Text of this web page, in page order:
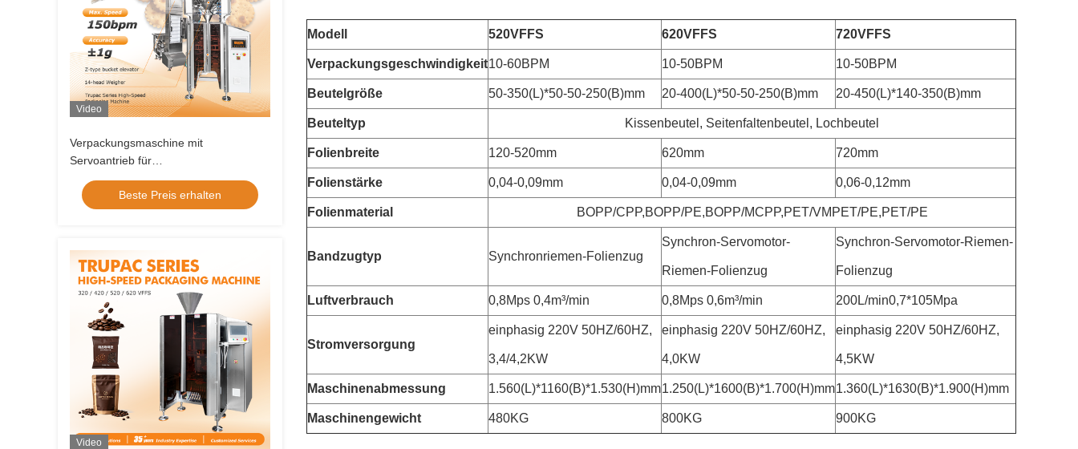
Video
Verpackungsmaschine mit
Servoantrieb für
Lebensmittelgranulaten
Beste Preis erhalten
Video
Modell 520VFFS 620VFFS 720VFFS
Verpackungsgeschwindigkeit10-60BPM 10-50BPM 10-50BPM
Beutelgröße 50-350(L)*50-50-250(B)mm 20-400(L)*50-50-250(B)mm 20-450(L)*140-350(B)mm
Beuteltyp Kissenbeutel, Seitenfaltenbeutel, Lochbeutel
Folienbreite 120-520mm 620mm 720mm
Folienstärke 0,04-0,09mm 0,04-0,09mm 0,06-0,12mm
Folienmaterial BOPP/CPP,BOPP/PE,BOPP/MCPP,PET/VMPET/PE,PET/PE
Bandzugtyp Synchronriemen-Folienzug
Synchron-Servomotor-
Riemen-Folienzug
Synchron-Servomotor-Riemen-
Folienzug
Luftverbrauch 0,8Mps 0,4m³/min 0,8Mps 0,6m³/min 200L/min0,7*105Mpa
Stromversorgung
einphasig 220V 50HZ/60HZ,
3,4/4,2KW
einphasig 220V 50HZ/60HZ,
4,0KW
einphasig 220V 50HZ/60HZ,
4,5KW
Maschinenabmessung 1.560(L)*1160(B)*1.530(H)mm1.250(L)*1600(B)*1.700(H)mm1.360(L)*1630(B)*1.900(H)mm
Maschinengewicht 480KG 800KG 900KG